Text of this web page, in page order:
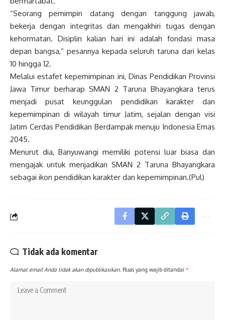
“Seorang pemimpin datang dengan tanggung jawab,
bekerja dengan integritas dan mengakhiri tugas dengan
kehormatan. Disiplin kalian hari ini adalah fondasi masa
depan bangsa,” pesannya kepada seluruh taruna dari kelas
10 hingga 12.
Melalui estafet kepemimpinan ini, Dinas Pendidikan Provinsi
Jawa Timur berharap SMAN 2 Taruna Bhayangkara terus
menjadi pusat keunggulan pendidikan karakter dan
kepemimpinan di wilayah timur Jatim, sejalan dengan visi
Jatim Cerdas Pendidikan Berdampak menuju Indonesia Emas
2045.
Menurut dia, Banyuwangi memiliki potensi luar biasa dan
mengajak untuk menjadikan SMAN 2 Taruna Bhayangkara
sebagai ikon pendidikan karakter dan kepemimpinan.(Pul)
Tidak ada komentar
Alamat email Anda tidak akan dipublikasikan. Ruas yang wajib ditandai *